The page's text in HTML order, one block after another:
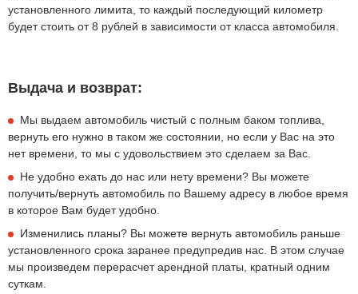
установленного лимита, то каждый последующий километр
будет стоить от 8 рублей в зависимости от класса автомобиля.
Выдача и возврат:
Мы выдаем автомобиль чистый с полным баком топлива,
вернуть его нужно в таком же состоянии, но если у Вас на это
нет времени, то мы с удовольствием это сделаем за Вас.
Не удобно ехать до нас или нету времени? Вы можете
получить/вернуть автомобиль по Вашему адресу в любое время
в которое Вам будет удобно.
Изменились планы? Вы можете вернуть автомобиль раньше
установленного срока заранее предупредив нас. В этом случае
мы произведем перерасчет арендной платы, кратный одним
суткам.